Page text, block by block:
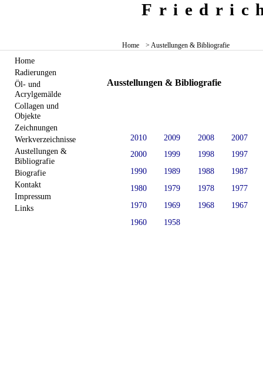
Home > Austellungen & Bibliografie
Ausstellungen & Bibliografie
2010 2009 2008
2007
2000
1999 1998
1997
1990
1989 1988
1987
1980
1979 1978
1977
1970
1969 1968
1967
1960
1958
Home
Radierungen
Öl- und
Acrylgemälde
Collagen und
Objekte
Zeichnungen
Werkverzeichnisse
Austellungen &
Bibliografie
Biografie
Kontakt
Impressum
Links